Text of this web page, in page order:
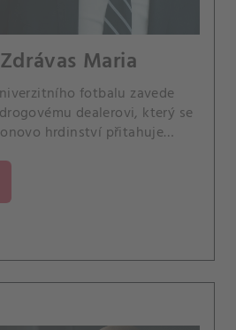
Maria
fotbalu zavede
dealerovi, který se
hrdinství přitahuje